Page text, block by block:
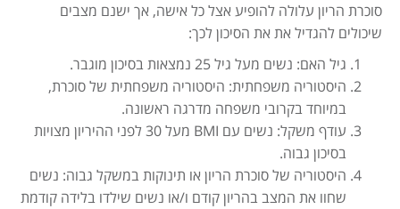
סוכרת הריון עלולה להופיע אצל כל אישה, אך ישנם מצבים
שיכולים להגדיל את את הסיכון לכך:
גיל האם: נשים מעל גיל 25 נמצאות בסיכון מוגבר.
היסטוריה משפחתית: היסטוריה משפחתית של סוכרת,
במיוחד בקרובי משפחה מדרגה ראשונה.
עודף משקל: נשים עם BMI מעל 30 לפני ההיריון מצויות
בסיכון גבוה.
היסטוריה של סוכרת הריון או תינוקות במשקל גבוה: נשים
שחוו את המצב בהריון קודם ו/או נשים שילדו בלידה קודמת